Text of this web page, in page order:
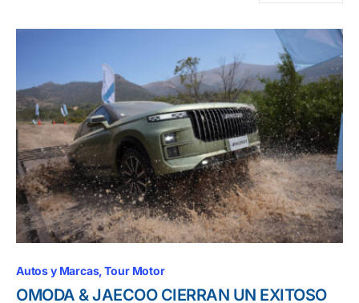
Autos y Marcas Tour Motor
OMODA & JAECOO CIERRAN UN EXITOSO